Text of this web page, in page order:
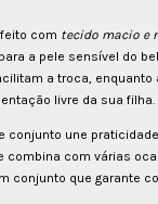
com tecido macio e
a pele sensível do
a troca,
livre da sua filha.
conjunto une
combina com várias
conjunto que garante